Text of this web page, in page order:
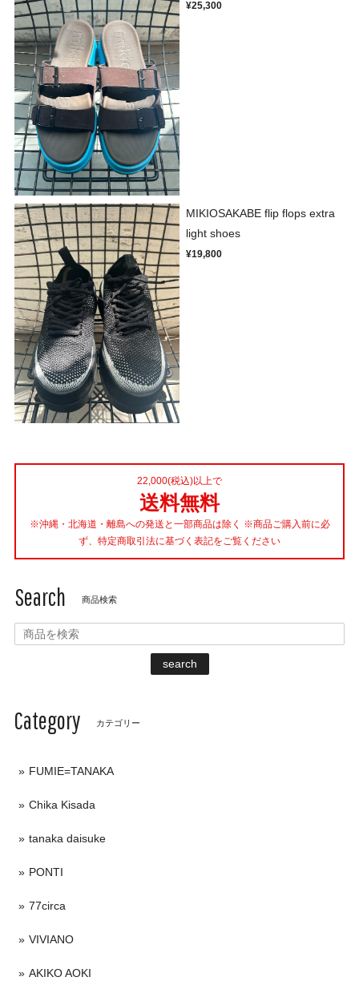
¥25,300
MIKIOSAKABE flip flops extra
light shoes
¥19,800
22,000(税込)以上で
送料無料
※沖縄・北海道・離島への発送と一部商品は除く ※商品ご購入前に必
ず、特定商取引法に基づく表記をご覧ください
Search 商品検索
search
Category カテゴリー
FUMIE=TANAKA
Chika Kisada
tanaka daisuke
PONTI
77circa
VIVIANO
AKIKO AOKI